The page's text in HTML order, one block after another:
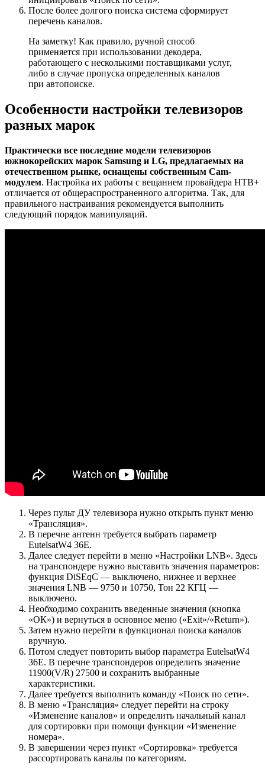
После более долгого поиска система сформирует
перечень каналов.
На заметку! Как правило, ручной способ
применяется при использовании декодера,
работающего с несколькими поставщиками услуг,
либо в случае пропуска определенных каналов
при автопоиске.
Особенности настройки телевизоров
разных марок
Практически все последние модели телевизоров
южнокорейских марок Samsung и LG, предлагаемых на
отечественном рынке, оснащены собственным Cam-
модулем. Настройка их работы с вещанием провайдера НТВ+
отличается от общераспространенного алгоритма. Так, для
правильного настраивания рекомендуется выполнить
следующий порядок манипуляций.
Через пульт ДУ телевизора нужно открыть пункт меню
«Трансляция».
В перечне антенн требуется выбрать параметр
EutelsatW4 36E.
Далее следует перейти в меню «Настройки LNB». Здесь
на транспондере нужно выставить значения параметров:
функция DiSEqC — выключено, нижнее и верхнее
значения LNB — 9750 и 10750, Тон 22 КГЦ —
выключено.
Необходимо сохранить введенные значения (кнопка
«ОК») и вернуться в основное меню («Exit»/«Return»).
Затем нужно перейти в функционал поиска каналов
вручную.
Потом следует повторить выбор параметра EutelsatW4
36E. В перечне транспондеров определить значение
11900(V/R) 27500 и сохранить выбранные
характеристики.
Далее требуется выполнить команду «Поиск по сети».
В меню «Трансляция» следует перейти на строку
«Изменение каналов» и определить начальный канал
для сортировки при помощи функции «Изменение
номера».
В завершении через пункт «Сортировка» требуется
рассортировать каналы по категориям.